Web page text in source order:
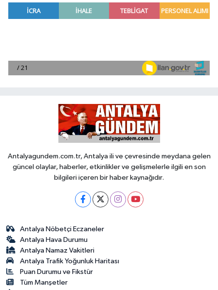
Antalyagundem.com.tr, Antalya ili ve çevresinde meydana gelen
güncel olaylar, haberler, etkinlikler ve gelişmelerle ilgili en son
bilgileri içeren bir haber kaynağıdır.
Antalya Nöbetçi Eczaneler
Antalya Hava Durumu
Antalya Namaz Vakitleri
Antalya Trafik Yoğunluk Haritası
Puan Durumu ve Fikstür
Tüm Manşetler